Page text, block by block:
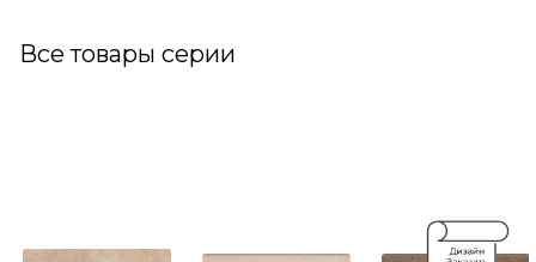
Все товары серии